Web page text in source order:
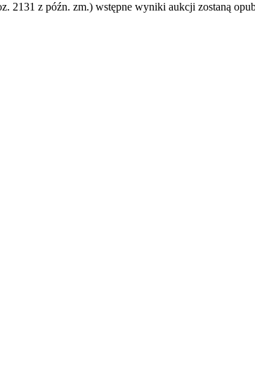
2131 z późn. zm.) wstępne wyniki aukcji zostaną